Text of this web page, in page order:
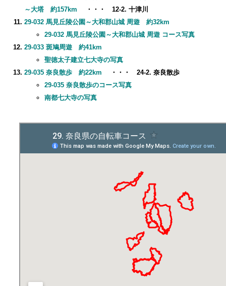
～大塔 約157km ・・・ 12-2. 十津川
29-032 馬見丘陵公園～大和郡山城 周遊 約32km
29-032 馬見丘陵公園～大和郡山城 周遊 コース写真
29-033 斑鳩周遊 約41km
聖徳太子建立七大寺の写真
29-035 奈良散歩 約22km ・・・ 24-2. 奈良散歩
29-035 奈良散歩のコース写真
南都七大寺の写真